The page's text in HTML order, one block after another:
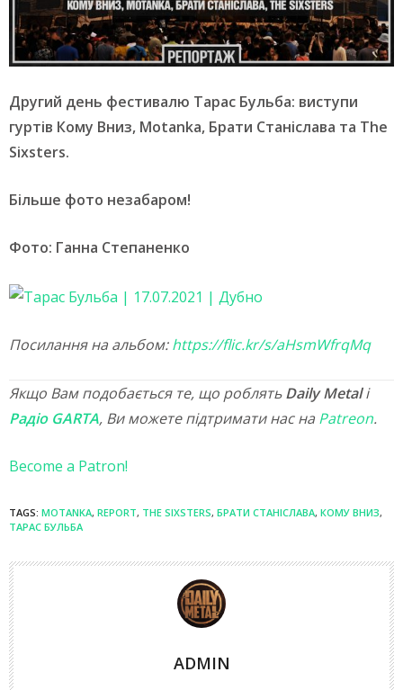
Другий день фестивалю Тарас Бульба: виступи
гуртів Кому Вниз, Motanka, Брати Станіслава та The
Sixsters.
Більше фото незабаром!
Фото: Ганна Степаненко
Посилання на альбом:https://flic.kr/s/aHsmWfrqMq
Якщо Вам подобається те, що роблятьDaily Metalі
Радіо GARTA, Ви можете підтримати нас на Patreon.
Become a Patron!
TAGS: MOTANKA, REPORT, THE SIXSTERS, БРАТИ СТАНІСЛАВА, КОМУ ВНИЗ,
ТАРАС БУЛЬБА
ADMIN